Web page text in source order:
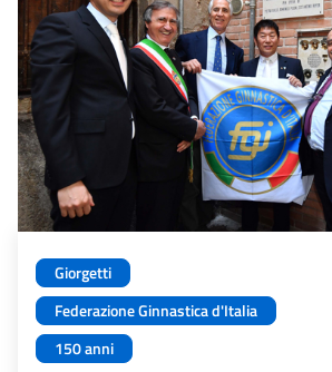
Giorgetti
Federazione Ginnastica d'Italia
150 anni